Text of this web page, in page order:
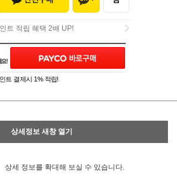
트 적립 혜택 2배 UP!
트 적립 혜택 2배 UP!
트 결제시 1% 적립!
상세정보 새창 열기
상세 정보를 확대해 보실 수 있습니다.